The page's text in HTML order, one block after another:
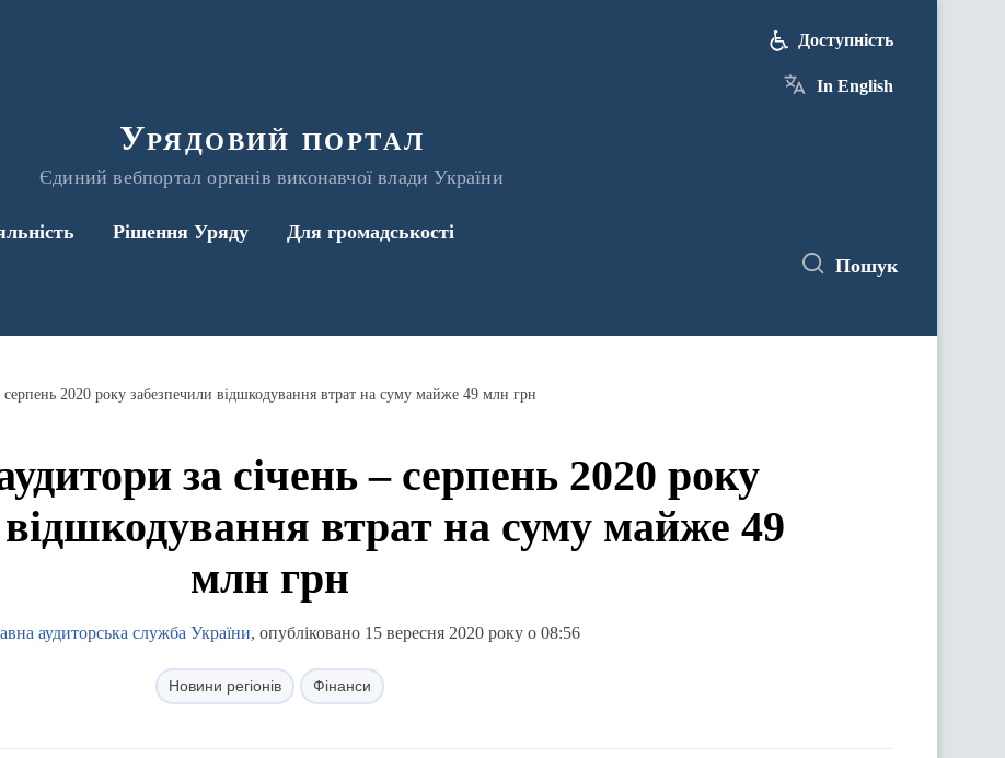
Урядовий портал
Єдиний вебпортал органів виконавчої влади України
Доступність
In English
Рішення Уряду Для громадськості
Пошук
серпень 2020 року забезпечили відшкодування втрат на суму майже 49 млн грн
за січень – серпень 2020 року
відшкодування втрат на суму майже 49
млн грн
аудиторська служба України, опубліковано 15 вересня 2020 року о 08:56
Новини регіонів Фінанси